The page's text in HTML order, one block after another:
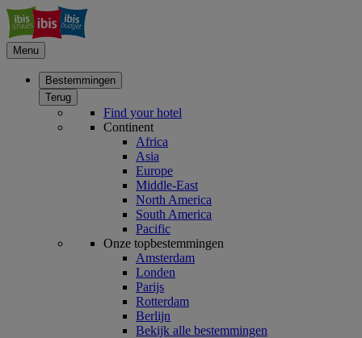
Menu
Bestemmingen
Terug
Find your hotel
Continent
Africa
Asia
Europe
Middle-East
North America
South America
Pacific
Onze topbestemmingen
Amsterdam
Londen
Parijs
Rotterdam
Berlijn
Bekijk alle bestemmingen